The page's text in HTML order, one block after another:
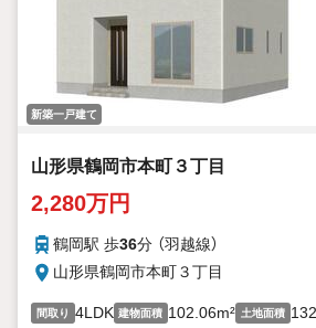
新築一戸建て
山形県鶴岡市本町３丁目
2,280万円
鶴岡駅 歩36分 （羽越線）
山形県鶴岡市本町３丁目
間取り 4LDK 建物面積 102.06m² 土地面積